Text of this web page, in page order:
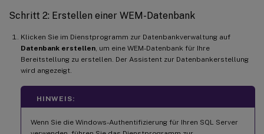
Schritt 2: Erstellen einer WEM-Datenbank
Klicken Sie im Dienstprogramm zur Datenbankverwaltung auf
Datenbank erstellen , um eine WEM-Datenbank für Ihre
Bereitstellung zu erstellen. Der Assistent zur Datenbankerstellung
wird angezeigt.
HINWEIS:
Wenn Sie die Windows-Authentifizierung für Ihren SQL Server